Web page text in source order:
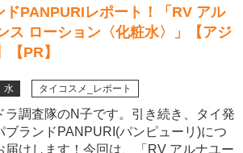
ドPANPURIレポート！「RV アル
ス ローション〈化粧水〉」【アジ
【PR】
水 タイコスメ_レポート
ラ調査隊のN子です。引き続き、タイ発
ブランドPANPURI(パンピューリ)につ
届けします！今回は、「RV アルナユー